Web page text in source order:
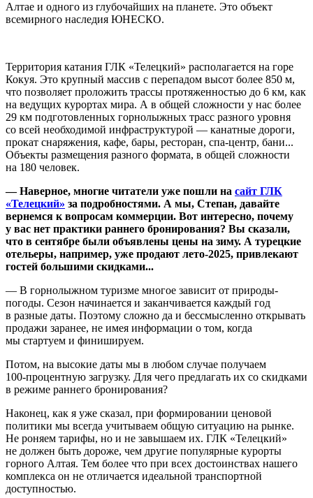
Алтае и одного из глубочайших на планете. Это объект
всемирного наследия ЮНЕСКО.
Территория катания ГЛК «Телецкий» располагается на горе
Кокуя. Это крупный массив с перепадом высот более 850 м,
что позволяет проложить трассы протяженностью до 6 км, как
на ведущих курортах мира. А в общей сложности у нас более
29 км подготовленных горнолыжных трасс разного уровня
со всей необходимой инфраструктурой — канатные дороги,
прокат снаряжения, кафе, бары, ресторан, спа-центр, бани...
Объекты размещения разного формата, в общей сложности
на 180 человек.
— Наверное, многие читатели уже пошли на сайт ГЛК
«Телецкий» за подробностями. А мы, Степан, давайте
вернемся к вопросам коммерции. Вот интересно, почему
у вас нет практики раннего бронирования? Вы сказали,
что в сентябре были объявлены цены на зиму. А турецкие
отельеры, например, уже продают лето-2025, привлекают
гостей большими скидками...
— В горнолыжном туризме многое зависит от природы-
погоды. Сезон начинается и заканчивается каждый год
в разные даты. Поэтому сложно да и бессмысленно открывать
продажи заранее, не имея информации о том, когда
мы стартуем и финишируем.
Потом, на высокие даты мы в любом случае получаем
100-процентную загрузку. Для чего предлагать их со скидками
в режиме раннего бронирования?
Наконец, как я уже сказал, при формировании ценовой
политики мы всегда учитываем общую ситуацию на рынке.
Не роняем тарифы, но и не завышаем их. ГЛК «Телецкий»
не должен быть дороже, чем другие популярные курорты
горного Алтая. Тем более что при всех достоинствах нашего
комплекса он не отличается идеальной транспортной
доступностью.